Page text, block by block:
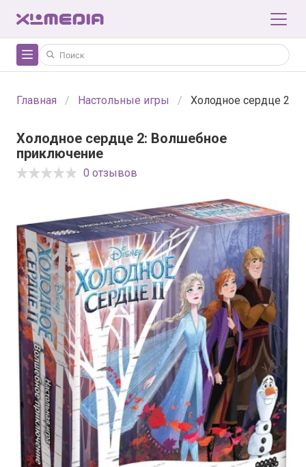
Главная Настольные игры Холодное сердце 2:
Холодное сердце 2: Волшебное
приключение
0 отзывов